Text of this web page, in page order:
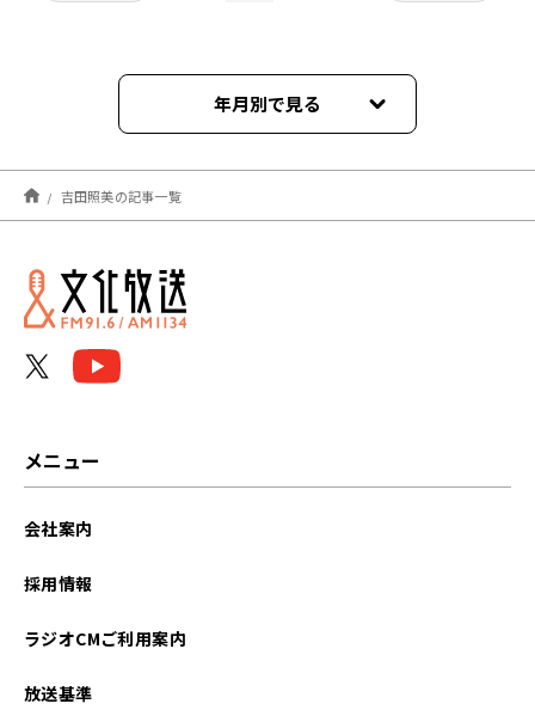
年月別で見る
2026年07月
2026年06月
2026年05月
吉田照美の記事一覧
メニュー
会社案内
採用情報
ラジオCMご利用案内
放送基準